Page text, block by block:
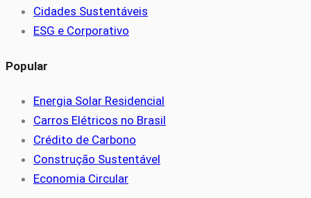
Cidades Sustentáveis
ESG e Corporativo
Popular
Energia Solar Residencial
Carros Elétricos no Brasil
Crédito de Carbono
Construção Sustentável
Economia Circular